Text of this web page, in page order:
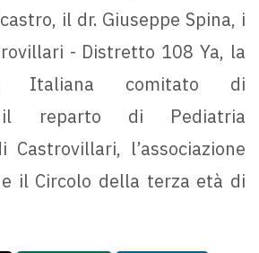
il dr. Giuseppe Spina, i
- Distretto 108 Ya, la
Italiana comitato di
il reparto di Pediatria
Castrovillari, l’associazione
il Circolo della terza età di